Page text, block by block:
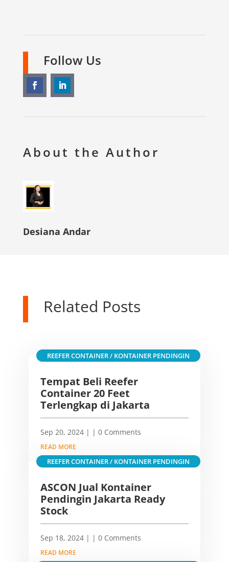
Follow Us
About the Author
Desiana Andar
Related Posts
Tempat Beli Reefer
Container 20 Feet
Terlengkap di Jakarta
Sep 20, 2024|
REEFER CONTAINER / KONTAINER PENDINGIN
| 0 Comments
READ MORE
ASCON Jual Kontainer
Pendingin Jakarta Ready
Stock
Sep 18, 2024|
REEFER CONTAINER / KONTAINER PENDINGIN
| 0 Comments
READ MORE